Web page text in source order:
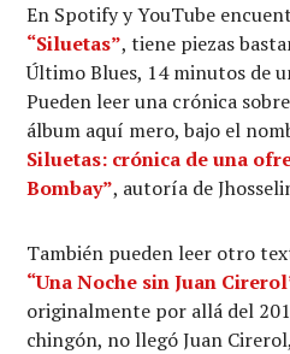
En Spotify y YouTube
“Siluetas”, tiene piezas
Último Blues, 14 minutos de
Pueden leer una crónica
álbum aquí mero, bajo el
Siluetas: crónica de una
Bombay”, autoría de
También pueden leer otro
“Una Noche sin Juan
originalmente por allá del
chingón, no llegó Juan